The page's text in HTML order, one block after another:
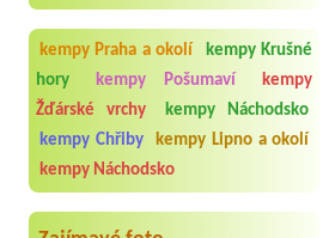
kempy Praha a okolí
kempy Krušné
hory
kempy Pošumaví
kempy
Žďárské vrchy
kempy Náchodsko
kempy Chřiby
kempy Lipno a okolí
kempy Náchodsko